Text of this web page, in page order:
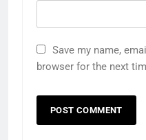
Save my name,
browser for the next